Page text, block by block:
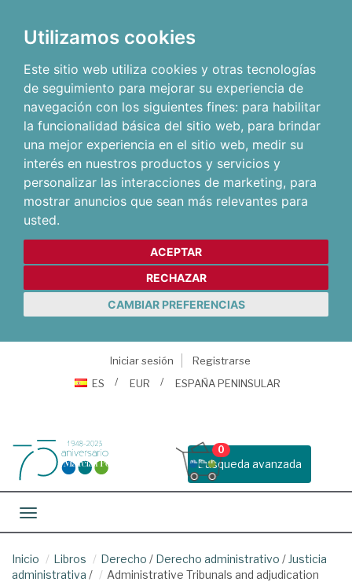
Utilizamos cookies
Este sitio web utiliza cookies y otras tecnologías
de seguimiento para mejorar su experiencia de
navegación con los siguientes fines: para habilitar
la funcionalidad básica del sitio web, para brindar
una mejor experiencia en el sitio web, medir su
interés en nuestros productos y servicios y
personalizar las interacciones de marketing, para
mostrar anuncios que sean más relevantes para
usted.
ACEPTAR
RECHAZAR
CAMBIAR PREFERENCIAS
Iniciar sesión
Registrarse
ES
EUR ESPAÑA PENINSULAR
Busqueda avanzada
0
Toggle navigation
Inicio Libros Derecho / Derecho administrativo / Justicia
administrativa / Administrative Tribunals and adjudication